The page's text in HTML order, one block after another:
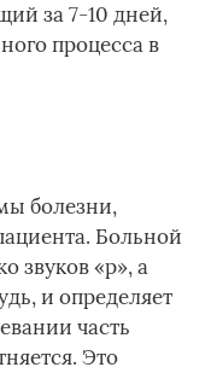
за 7-10 дней,
процесса в
болезни,
Больной
звуков «р», а
и определяет
часть
Это